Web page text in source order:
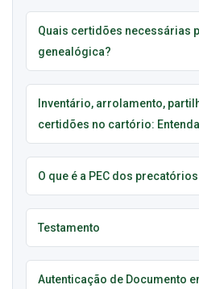
Quais certidões necessárias
genealógica?
Inventário, arrolamento,
certidões no cartório:
O que é a PEC dos precatórios
Testamento
Autenticação de Documento